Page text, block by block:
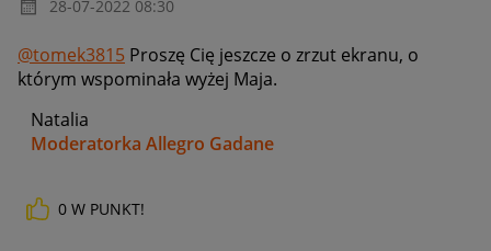
‎28-07-2022 08:30
@tomek3815 Proszę Cię jeszcze o zrzut ekranu, o
którym wspominała wyżej Maja.
Natalia
Moderatorka Allegro Gadane
0 W PUNKT!